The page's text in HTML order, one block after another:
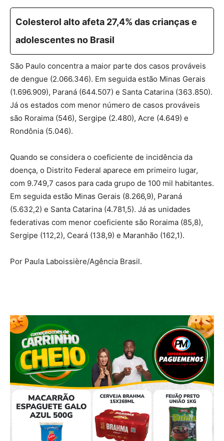
Colesterol alto afeta 27,4% das crianças e
adolescentes no Brasil
São Paulo concentra a maior parte dos casos prováveis
de dengue (2.066.346). Em seguida estão Minas Gerais
(1.696.909), Paraná (644.507) e Santa Catarina (363.850).
Já os estados com menor número de casos prováveis
são Roraima (546), Sergipe (2.480), Acre (4.649) e
Rondônia (5.046).
Quando se considera o coeficiente de incidência da
doença, o Distrito Federal aparece em primeiro lugar,
com 9.749,7 casos para cada grupo de 100 mil habitantes.
Em seguida estão Minas Gerais (8.266,9), Paraná
(5.632,2) e Santa Catarina (4.781,5). Já as unidades
federativas com menor coeficiente são Roraima (85,8),
Sergipe (112,2), Ceará (138,9) e Maranhão (162,1).
Por Paula Laboissière/Agência Brasil.